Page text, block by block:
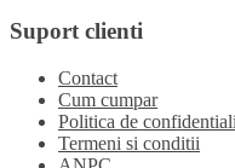
Suport clienti
Contact
Cum cumpar
Politica de
Termeni si conditii